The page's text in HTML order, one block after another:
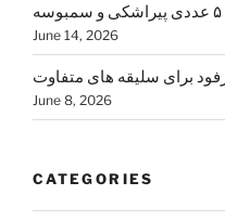
June 14, 2026
برای سلیقه های متفاوت
June 8, 2026
CATEGORIES